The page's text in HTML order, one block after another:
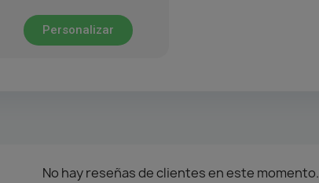
Personalizar
No hay reseñas de clientes en este momento.